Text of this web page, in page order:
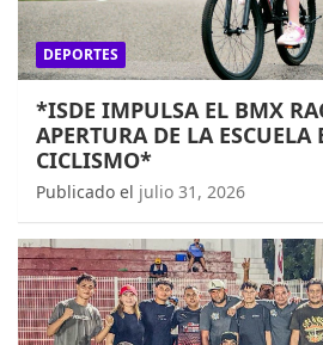
DEPORTES
*ISDE IMPULSA EL BMX
APERTURA DE LA ESCUELA
CICLISMO*
Publicado el julio 31, 2026